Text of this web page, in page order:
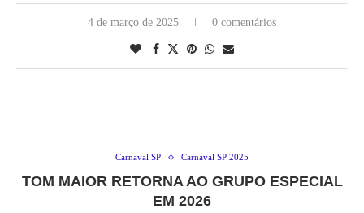
4 de março de 2025 0 comentários
Carnaval SP Carnaval SP 2025
TOM MAIOR RETORNA AO GRUPO ESPECIAL
EM 2026